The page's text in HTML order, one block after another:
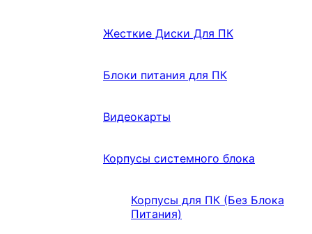
Жесткие Диски Для ПК
Блоки питания для ПК
Видеокарты
Корпусы системного блока
Корпусы для ПК (Без Блока
Питания)